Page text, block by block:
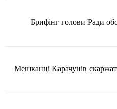
Брифінг голови Ради
Мешканці Карачунів